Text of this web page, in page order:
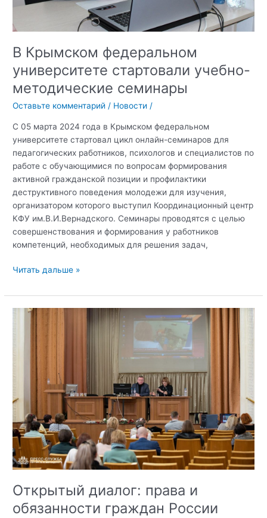
В Крымском федеральном
университете стартовали учебно-
методические семинары
Оставьте комментарий / Новости /
С 05 марта 2024 года в Крымском федеральном
университете стартовал цикл онлайн-семинаров для
педагогических работников, психологов и специалистов по
работе с обучающимися по вопросам формирования
активной гражданской позиции и профилактики
деструктивного поведения молодежи для изучения,
организатором которого выступил Координационный центр
КФУ им.В.И.Вернадского. Семинары проводятся с целью
совершенствования и формирования у работников
компетенций, необходимых для решения задач,
В
федеральном
университете
учебно-
Читать дальше »
Открытый диалог: права и
обязанности граждан России